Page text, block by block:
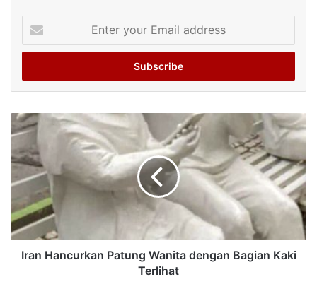
your
Email
Iran Hancurkan Patung Wanita dengan Bagian Kaki
Terlihat